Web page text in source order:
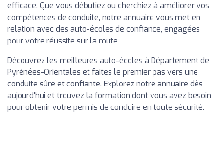
efficace. Que vous débutiez ou cherchiez à améliorer vos
compétences de conduite, notre annuaire vous met en
relation avec des auto-écoles de confiance, engagées
pour votre réussite sur la route.
Découvrez les meilleures auto-écoles à Département de
Pyrénées-Orientales et faites le premier pas vers une
conduite sûre et confiante. Explorez notre annuaire dès
aujourd'hui et trouvez la formation dont vous avez besoin
pour obtenir votre permis de conduire en toute sécurité.